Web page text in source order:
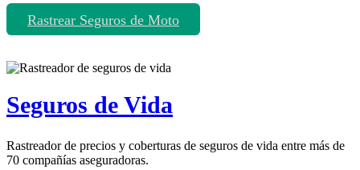
Rastrear Seguros de Moto
Seguros de Vida
Rastreador de precios y coberturas de seguros de vida entre más de
70 compañías aseguradoras.